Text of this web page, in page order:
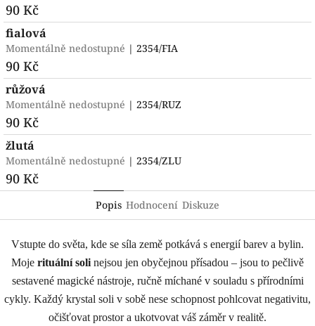
90 Kč
fialová
Momentálně nedostupné | 2354/FIA
90 Kč
růžová
Momentálně nedostupné | 2354/RUZ
90 Kč
žlutá
Momentálně nedostupné | 2354/ZLU
90 Kč
Popis Hodnocení Diskuze
Vstupte do světa, kde se síla země potkává s energií barev a bylin.
Moje rituální soli nejsou jen obyčejnou přísadou – jsou to pečlivě
sestavené magické nástroje, ručně míchané v souladu s přírodními
cykly. Každý krystal soli v sobě nese schopnost pohlcovat negativitu,
očišťovat prostor a ukotvovat váš záměr v realitě.